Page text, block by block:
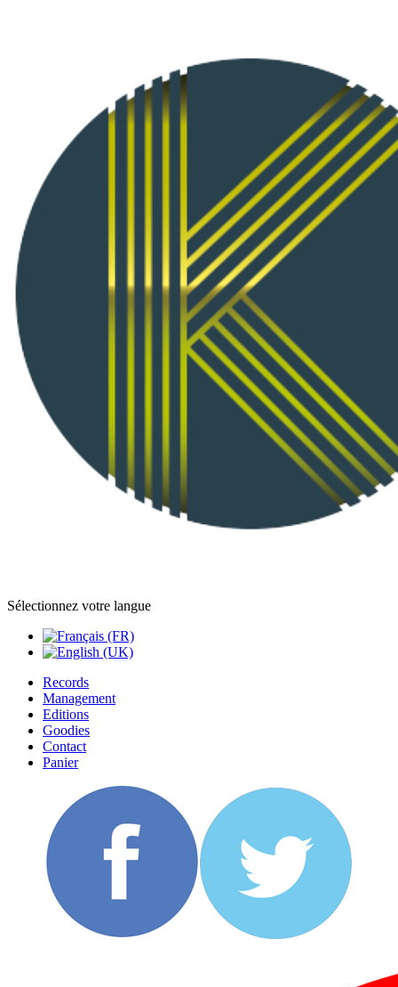
Sélectionnez votre langue
Records
Management
Editions
Goodies
Contact
Panier